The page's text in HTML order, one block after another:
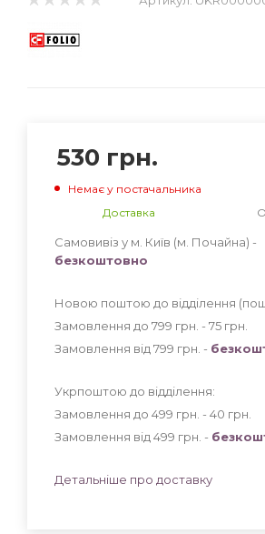
530 грн.
Немає у постачальника
Доставка
Самовивіз у м. Київ (м. Почайна) -
безкоштовно
Новою поштою до відділення
Замовлення до 799 грн. - 75 грн
Замовлення від 799 грн. -
Укрпоштою до відділення:
Замовлення до 499 грн. - 40 грн
Замовлення від 499 грн. -
Детальніше про доставку